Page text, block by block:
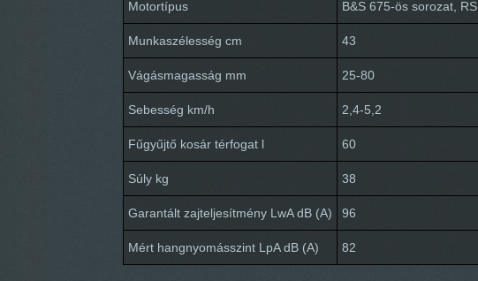
Motortípus B&S 675-ös sorozat, RS
Munkaszélesség cm 43
Vágásmagasság mm 25-80
Sebesség km/h 2,4-5,2
Fűgyűjtő kosár térfogat l 60
Súly kg 38
Garantált zajteljesítmény LwA dB (A) 96
Mért hangnyomásszint LpA dB (A) 82